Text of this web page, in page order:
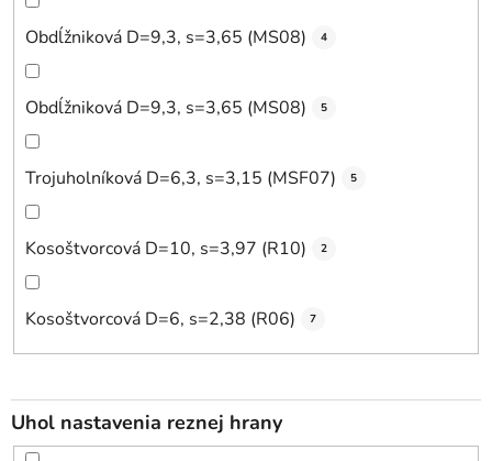
Obdĺžniková D=9,3, s=3,65 (MS08) 4
Obdĺžniková D=9,3, s=3,65 (MS08) 5
Trojuholníková D=6,3, s=3,15 (MSF07) 5
Kosoštvorcová D=10, s=3,97 (R10) 2
Kosoštvorcová D=6, s=2,38 (R06) 7
Uhol nastavenia reznej hrany